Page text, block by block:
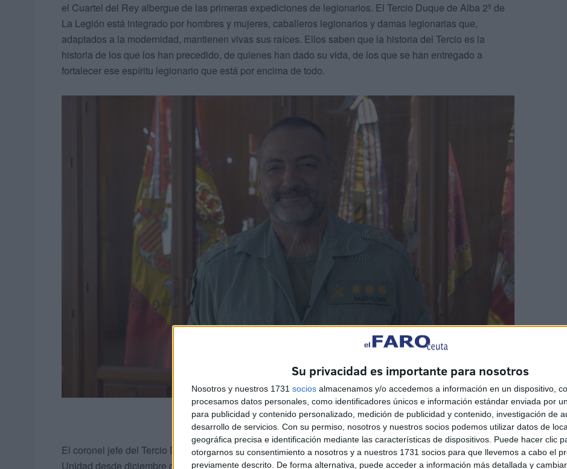
Su privacidad es importante para nosotros
Nosotros y nuestros 1731 socios almacenamos y/o accedemos a información en un dispositivo,
procesamos datos personales, como identificadores únicos e información estándar enviada por
para publicidad y contenido personalizado, medición de publicidad y contenido, investigación de
desarrollo de servicios. Con su permiso, nosotros y nuestros socios podemos utilizar datos de
geográfica precisa e identificación mediante las características de dispositivos. Puede hacer clic
otorgarnos su consentimiento a nosotros y a nuestros 1731 socios para que llevemos a cabo el
previamente descrito. De forma alternativa, puede acceder a información más detallada y
el Cuartel del Rey albergue de las primeras expediciones de legionarios. El Tercio Duque de Alba 2º de
La Legión está integrado por hombres y mujeres, caballeros legionarios y damas legionarias que,
adaptados a la modernidad, mantienen vivas sus raíces. Ellos saben que la historia del Tercio es la
historia de los que los han precedido, de quienes han dado su vida, de los que se han entregado a
fortalecer ese espíritu legionario que está por encima de todo.
El coronel jefe del Tercio Duque de Alba, Francisco José Bartolomé, lleva al frente de esta prestigiosa
Unidad desde diciembre de 2018. Es hoy por hoy el rostro visible de esa especial conjugación entre